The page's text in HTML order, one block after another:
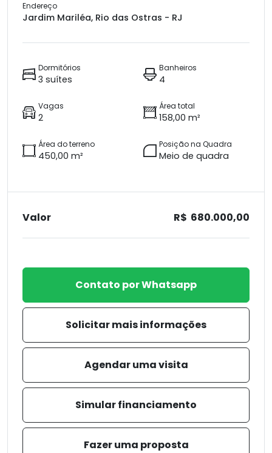
Endereço
Jardim Mariléa, Rio das Ostras - RJ
Dormitórios
3 suítes
Banheiros
4
Vagas
2
Área total
158,00 m²
Área do terreno
450,00 m²
Posição na Quadra
Meio de quadra
Valor R$ 680.000,00
Contato por Whatsapp
Solicitar mais informações
Agendar uma visita
Simular financiamento
Fazer uma proposta